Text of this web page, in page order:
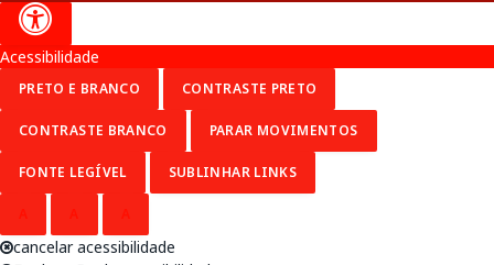
Acessibilidade
PRETO E BRANCO CONTRASTE PRETO
CONTRASTE BRANCO PARAR MOVIMENTOS
FONTE LEGÍVEL SUBLINHAR LINKS
cancelar acessibilidade